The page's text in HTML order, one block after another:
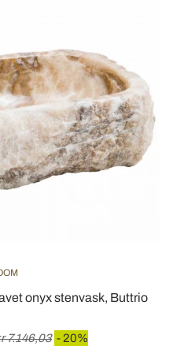
onyx stenvask, Buttrio
7.146,03 - 20%